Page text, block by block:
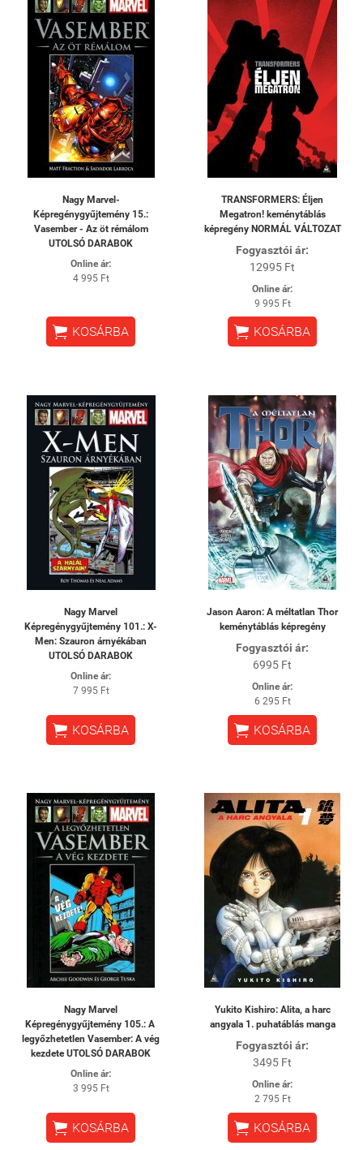
Nagy Marvel-
Képregénygyűjtemény 15.:
Vasember - Az öt rémálom
UTOLSÓ DARABOK
Online ár:
4 995 Ft
 KOSÁRBA
TRANSFORMERS: Éljen
Megatron! keménytáblás
képregény NORMÁL VÁLTOZAT
Fogyasztói ár:
12995 Ft
Online ár:
9 995 Ft
 KOSÁRBA
Nagy Marvel
Képregénygyűjtemény 101.: X-
Men: Szauron árnyékában
UTOLSÓ DARABOK
Online ár:
7 995 Ft
 KOSÁRBA
Jason Aaron: A méltatlan Thor
keménytáblás képregény
Fogyasztói ár:
6995 Ft
Online ár:
6 295 Ft
 KOSÁRBA
Nagy Marvel
Képregénygyűjtemény 105.: A ​
legyőzhetetlen Vasember: A vég
kezdete UTOLSÓ DARABOK
Online ár:
3 995 Ft
 KOSÁRBA
Yukito Kishiro: Alita, a harc
angyala 1. puhatáblás manga
Fogyasztói ár:
3495 Ft
Online ár:
2 795 Ft
 KOSÁRBA